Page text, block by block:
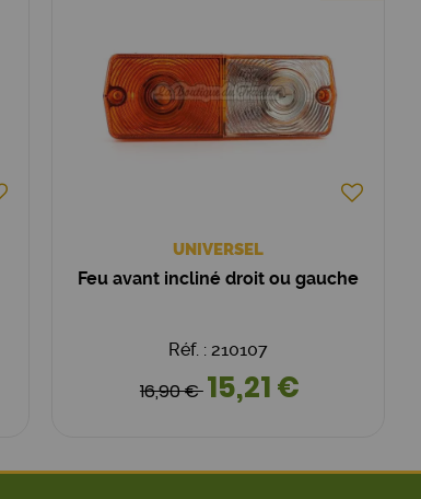
UNIVERSEL
Feu avant incliné droit ou gauche
Réf. : 210107
16,90 €15,21 €